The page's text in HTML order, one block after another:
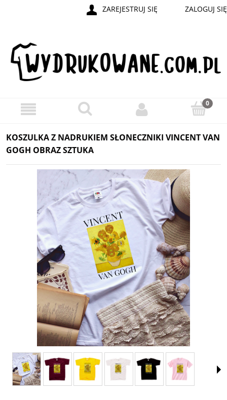
ZAREJESTRUJ SIĘ ZALOGUJ SIĘ
KOSZULKA Z NADRUKIEM SŁONECZNIKI VINCENT VAN
GOGH OBRAZ SZTUKA